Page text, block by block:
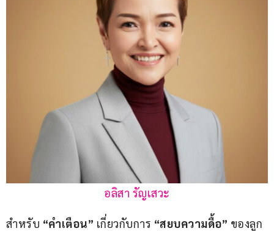
อลิสา รัญเสวะ
สำหรับ “คำเตือน” เกี่ยวกับการ “สยบความดื้อ” ของลูก